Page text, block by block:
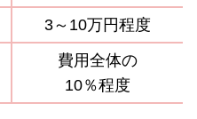
3～10万円程度
費用全体の
10％程度